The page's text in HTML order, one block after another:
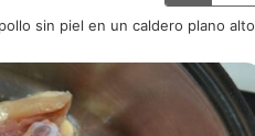
sin piel en un caldero plano alto